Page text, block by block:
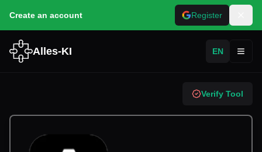
Create an account Register
Alles-KI EN
Verify Tool